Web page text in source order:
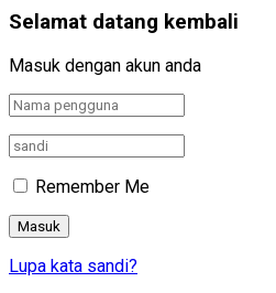
Selamat datang kembali
Masuk dengan akun anda
Remember Me
Lupa kata sandi?